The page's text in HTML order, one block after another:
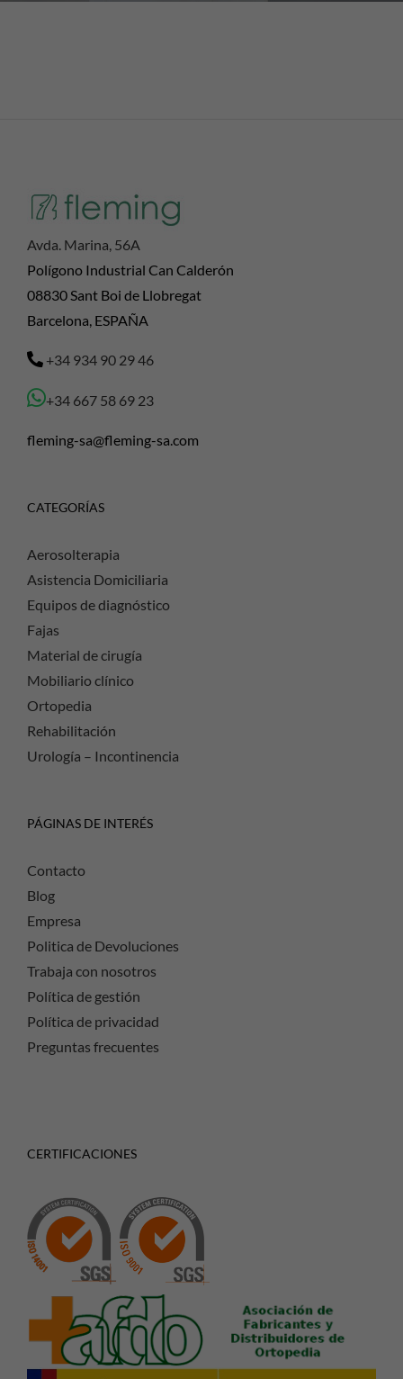
Avda. Marina, 56A
Polígono Industrial Can Calderón
08830 Sant Boi de Llobregat
Barcelona, ESPAÑA
+34 934 90 29 46
+34 667 58 69 23
fleming-sa@fleming-sa.com
CATEGORÍAS
Aerosolterapia
Asistencia Domiciliaria
Equipos de diagnóstico
Fajas
Material de cirugía
Mobiliario clínico
Ortopedia
Rehabilitación
Urología – Incontinencia
PÁGINAS DE INTERÉS
Contacto
Blog
Empresa
Politica de Devoluciones
Trabaja con nosotros
Política de gestión
Política de privacidad
Preguntas frecuentes
CERTIFICACIONES